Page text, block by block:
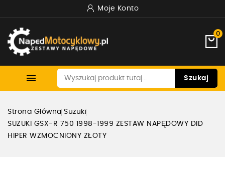
Moje Konto
0
 Szukaj
Strona Główna Suzuki
SUZUKI GSX-R 750 1998-1999 ZESTAW NAPĘDOWY DID
HIPER WZMOCNIONY ZŁOTY